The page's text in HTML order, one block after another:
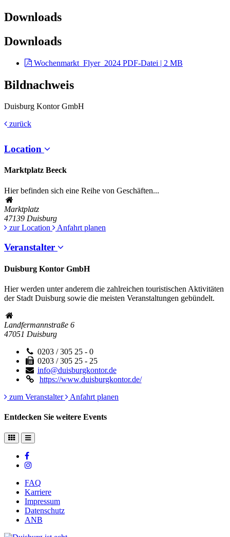
Downloads
Downloads
Wochenmarkt_Flyer_2024 PDF-Datei | 2 MB
Bildnachweis
Duisburg Kontor GmbH
zurück
Location
Marktplatz Beeck
Hier befinden sich eine Reihe von Geschäften...
Marktplatz
47139 Duisburg
zur Location
Anfahrt planen
Veranstalter
Duisburg Kontor GmbH
Hier werden unter anderem die zahlreichen touristischen Aktivitäten
der Stadt Duisburg sowie die meisten Veranstaltungen gebündelt.
Landfermannstraße 6
47051 Duisburg
0203 / 305 25 - 0
0203 / 305 25 - 25
info@duisburgkontor.de
https://www.duisburgkontor.de/
zum Veranstalter
Anfahrt planen
Entdecken Sie weitere Events
FAQ
Karriere
Impressum
Datenschutz
ANB